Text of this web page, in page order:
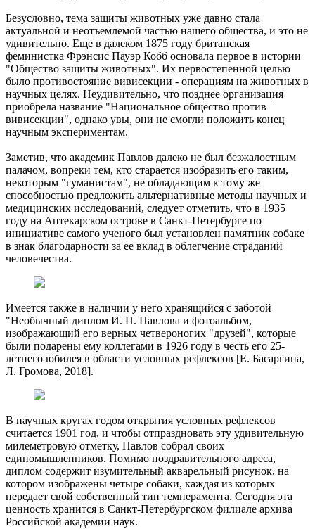
Безусловно, тема защиты животных уже давно стала
актуальной и неотъемлемой частью нашего общества, и это не
удивительно. Еще в далеком 1875 году британская
феминистка Фрэнсис Пауэр Кобб основала первое в истории
"Общество защиты животных". Их первостепенной целью
было противостояние вивисекции - операциям на животных в
научных целях. Неудивительно, что позднее организация
приобрела название "Национальное общество против
вивисекции", однако увы, они не смогли положить конец
научным экспериментам.
Заметив, что академик Павлов далеко не был безжалостным
палачом, вопреки тем, кто старается изобразить его таким,
некоторым "гуманистам", не обладающим к тому же
способностью предложить альтернативные методы научных и
медицинских исследований, следует отметить, что в 1935
году на Аптекарском острове в Санкт-Петербурге по
инициативе самого ученого был установлен памятник собаке
в знак благодарности за ее вклад в облегчение страданий
человечества.
Имеется также в наличии у него хранящийся с заботой
"Необычный диплом И. П. Павлова и фотоальбом,
изображающий его верных четвероногих "друзей", которые
были подарены ему коллегами в 1926 году в честь его 25-
летнего юбилея в области условных рефлексов [Е. Басаргина,
Л. Громова, 2018].
В научных кругах годом открытия условных рефлексов
считается 1901 год, и чтобы отпраздновать эту удивительную
милеметровую отметку, Павлов собрал своих
единомышленников. Помимо поздравительного адреса,
диплом содержит изумительный акварельный рисунок, на
котором изображены четыре собаки, каждая из которых
передает свой собственный тип темперамента. Сегодня эта
ценность хранится в Санкт-Петербургском филиале архива
Российской академии наук.